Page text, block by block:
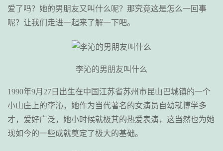
爱了吗？她的男朋友又叫什么呢？那究竟这是怎么一回事
呢？让我们走进一起来了解一下吧。
李沁的男朋友叫什么
1990年9月27日出生在中国江苏省苏州市昆山巴城镇的一个
小山庄上的李沁，她作为当代著名的女演员自幼就博学多
才，爱好广泛，她小时候就极其的热爱表演，这当然也为她
现如今的一些成就奠定了极大的基础。